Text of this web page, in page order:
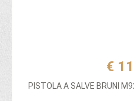
€
PISTOLA A SALVE BRUNI